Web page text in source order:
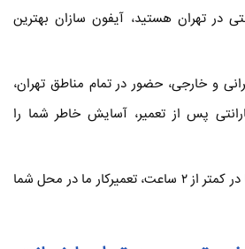
در تهران هستید، آیفون سازان بهترین
و خارجی، حضور در تمام مناطق تهران،
پس از تعمیر، آسایش خاطر شما را
همین حالا تماس بگیرید تا در کمتر از ۲ ساعت، تعمیرکار ما در محل شما